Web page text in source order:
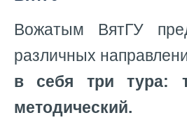
Вожатым ВятГУ
различных
в себя три тура:
методический.